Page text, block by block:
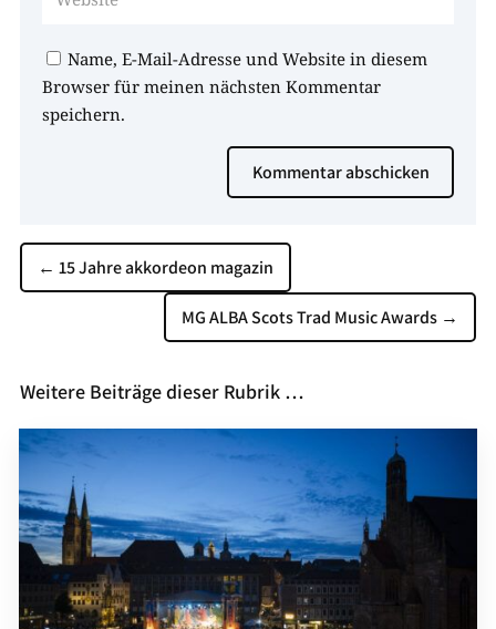
Name, E-Mail-Adresse und Website in diesem
Browser für meinen nächsten Kommentar
speichern.
Kommentar abschicken
← 15 Jahre akkordeon magazin
MG ALBA Scots Trad Music Awards →
Weitere Beiträge dieser Rubrik …